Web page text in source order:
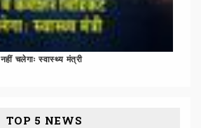
नहीं चलेगाः स्वास्थ्य मंत्री
TOP 5 NEWS